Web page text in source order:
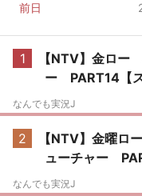
前日
1
【NTV】金ロー
ー PART14【
なんでも実況J
2
【NTV】金曜ロ
ューチャー
なんでも実況J